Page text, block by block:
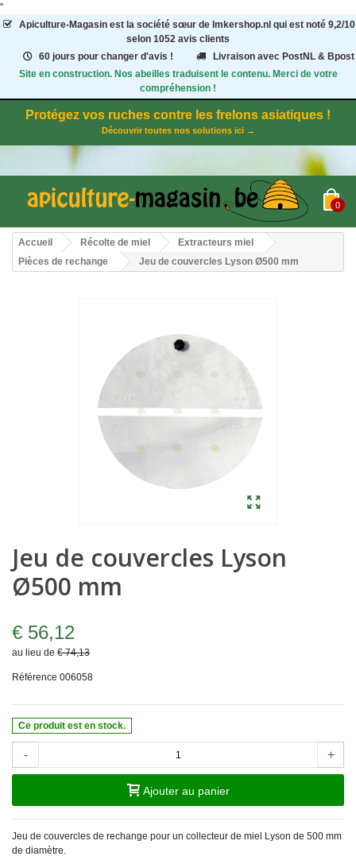
"
Apiculture-Magasinest la société sœur de Imkershop.nl qui est noté 9,2/10
selon 1052 avis clients
60 jours pour changer d'avis !
Livraison avec PostNL & Bpost
Site en construction. Nos abeilles traduisent le contenu. Merci de votre
compréhension !
Protégez vos ruches contre les frelons asiatiques !
Découvrir toutes nos solutions ici →
0
Accueil Récolte de miel
Extracteurs miel
Pièces de rechange
Jeu de couvercles Lyson Ø500 mm
Jeu de couvercles Lyson
Ø500 mm
€ 56,12
au lieu de € 74,13
Référence 006058
Ce produit est en stock.
- +
Ajouter au panier
Jeu de couvercles de rechange pour un collecteur de miel Lyson de 500 mm
de diamètre.